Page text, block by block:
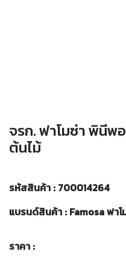
จรก. ฟาโมซ่า พินี
ต้นไม้
รหัสสินค้า : 700014264
แบรนด์สินค้า : Famosa ฟาโ
ราคา :